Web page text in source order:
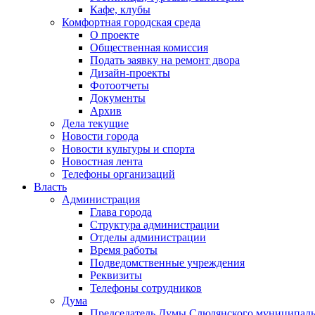
Кафе, клубы
Комфортная городская среда
О проекте
Общественная комиссия
Подать заявку на ремонт двора
Дизайн-проекты
Фотоотчеты
Документы
Архив
Дела текущие
Новости города
Новости культуры и спорта
Новостная лента
Телефоны организаций
Власть
Администрация
Глава города
Структура администрации
Отделы администрации
Время работы
Подведомственные учреждения
Реквизиты
Телефоны сотрудников
Дума